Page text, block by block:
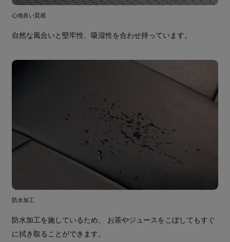
心地良い質感
自然な風合いと堅牢性、吸湿性を合わせ持っています。
防水加工
防水加工を施しているため、 お茶やジュースをこぼしてもすぐ
に拭き取ることができます。